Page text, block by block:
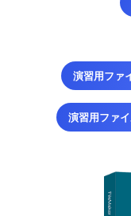
演習用ファ
演習用ファ